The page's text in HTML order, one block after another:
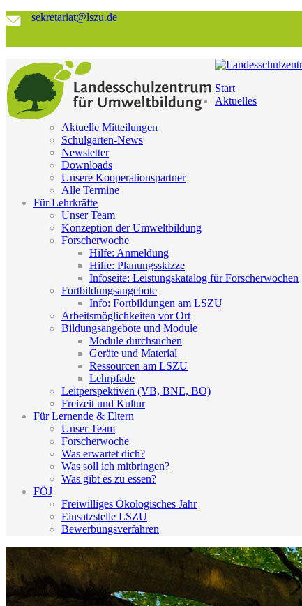
sekretariat@lszu.de
Start
Aktuelles
Aktuelle Mitteilungen
Schulgarten-News
Newsletter
Downloads
Unsere Kooperationspartner
Alle Termine
Für Lehrkräfte
Unser Team
Konzeption der Umweltbildung
Forscherwoche
Hilfe: Anmeldung
Hilfe: Planungsskizze
Infoseite: Leistungskatalog für Forscherwochen
Fortbildungsangebote
Info: Fortbildungen am LSZU
Arbeitsmöglichkeiten vor Ort
Bildungsangebote und Module
Module durchsuchen
Geräte und Material
Ressourcen am LSZU
Lehrpfade
Leitperspektiven (VB, BNE, BO)
Freizeit und Kultur
Für Lernende & Eltern
Unser Team
Forscherwoche
Was erwartet dich?
Was soll ich mitbringen?
Was gibt es zu essen?
FÖJ
Freiwilliges Ökologisches Jahr
Einsatzstelle LSZU
Bewerbungsverfahren